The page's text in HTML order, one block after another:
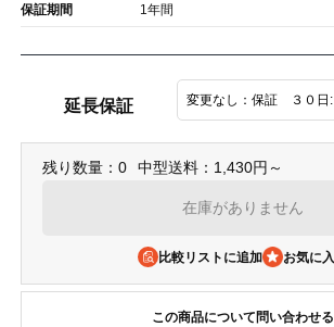
保証期間 1年間
延長保証
残り数量：0 中型送料：1,430円～
在庫がありません
比較リストに追加
この商品について問い合わせる